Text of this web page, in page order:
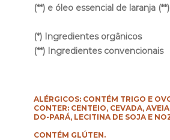
(**) e óleo essencial de laranja
(*) Ingredientes orgânicos
(**) Ingredientes convencionais
ALÉRGICOS: CONTÉM TRIGO E
CONTER: CENTEIO, CEVADA,
DO-PARÁ, LECITINA DE SOJA E
CONTÉM GLÚTEN.